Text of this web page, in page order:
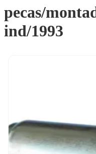
pecas/
ind/1993